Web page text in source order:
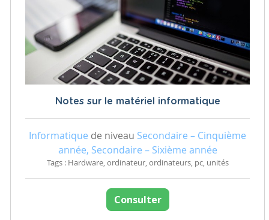
Notes sur le matériel informatique
Informatique de niveau Secondaire – Cinquième
année, Secondaire – Sixième année
Tags : Hardware, ordinateur, ordinateurs, pc, unités
Consulter